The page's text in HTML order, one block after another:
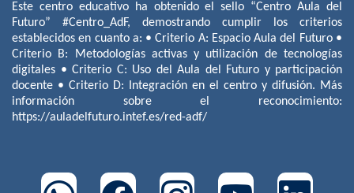
Este centro educativo ha obtenido el sello “Centro Aula del
Futuro” #Centro_AdF, demostrando cumplir los criterios
establecidos en cuanto a: • Criterio A: Espacio Aula del Futuro •
Criterio B: Metodologías activas y utilización de tecnologías
digitales • Criterio C: Uso del Aula del Futuro y participación
docente • Criterio D: Integración en el centro y difusión. Más
información sobre el reconocimiento:
https://auladelfuturo.intef.es/red-adf/